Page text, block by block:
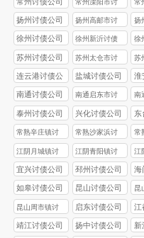
债公司
债
扬州讨债公司
扬州高邮市讨
债公司
扬
债
徐州讨债公司
徐州新沂讨债
公司
徐
公
苏州讨债公司
苏州太仓市讨
债公司
苏
债
连云港讨债公
司
盐城讨债公司 淮
南通讨债公司
南通启东市讨
债公司
南
债
泰州讨债公司 兴化讨债公司 东
常熟辛庄镇讨
债公司
常熟沙家浜讨
债公司
常
债
江阴月城镇讨
债公司
江阴青阳镇讨
债公司
江
债
宜兴讨债公司 邳州讨债公司 海
如皋讨债公司 昆山讨债公司
昆
债
昆山周市镇讨
债公司
启东讨债公司 江
靖江讨债公司 扬中讨债公司 新